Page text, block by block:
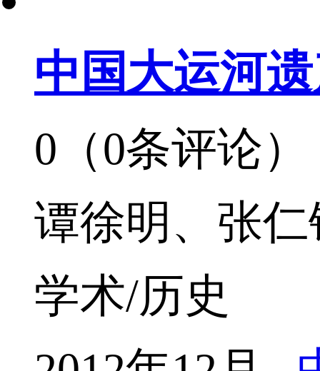
中国大运河
0（0条评论）
谭徐明、张
学术/历史